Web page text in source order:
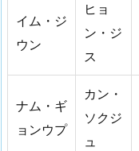
イム・ジ
ウン
ヒョ
ン・ジ
ス
ナム・ギ
ョンウプ
カン・
ソクジ
ュ